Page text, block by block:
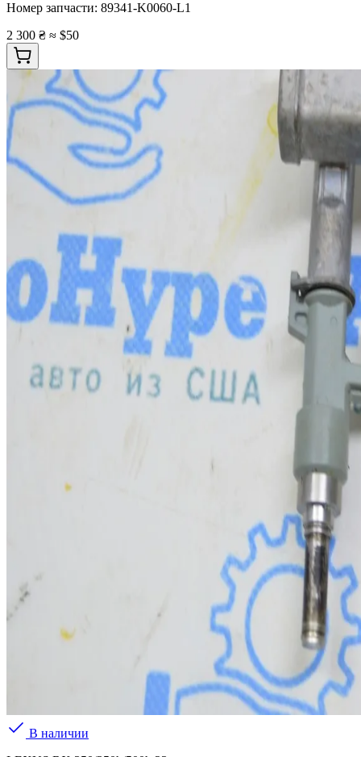
Номер запчасти: 89341-K0060-L1
2 300 ₴ ≈ $50
В наличии